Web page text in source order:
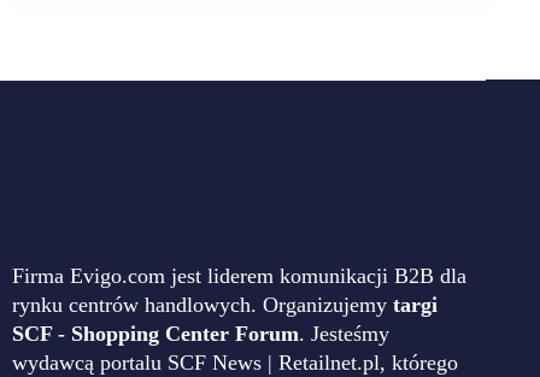
Firma Evigo.com jest liderem komunikacji B2B dla
rynku centrów handlowych. Organizujemy targi
SCF - Shopping Center Forum. Jesteśmy
wydawcą portalu SCF News | Retailnet.pl, którego